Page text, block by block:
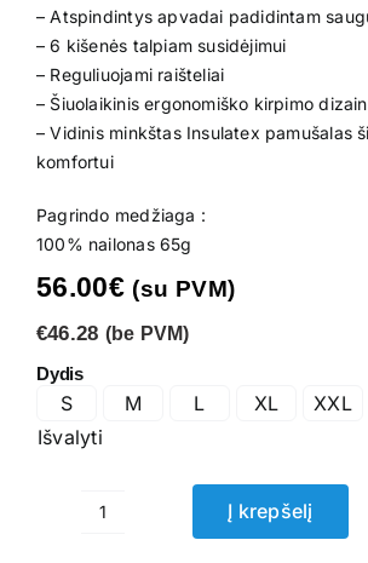
– Atspindintys apvadai padidintam
– 6 kišenės talpiam susidėjimui
– Reguliuojami raišteliai
– Šiuolaikinis ergonomiško kirpimo
– Vidinis minkštas Insulatex pamušalas
komfortui
Pagrindo medžiaga :
100% nailonas 65g
56.00€ (su PVM)
€46.28 (be PVM)
Dydis
S M L XL XXL
Išvalyti
produkto
Į krepšelį